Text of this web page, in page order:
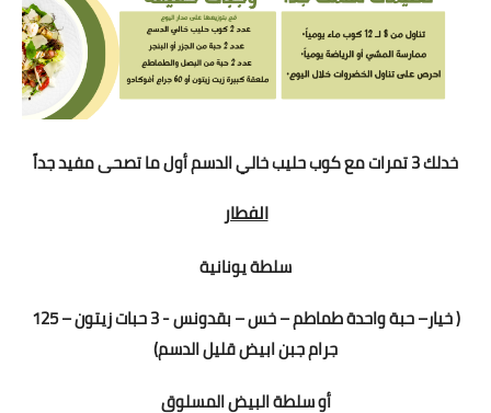
خدلك 3 تمرات مع كوب حليب خالي الدسم أول ما تصحى مفيد جداً
الفطار
سلطة يونانية
( خيار– حبة واحدة طماطم – خس – بقدونس - 3 حبات زيتون – 125
جرام جبن ابيض قليل الدسم)
أوسلطة البيض المسلوق